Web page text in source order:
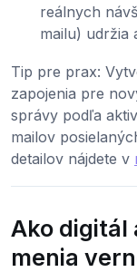
reálnych
mailu) udržia
Tip pre prax:
zapojenia pre
správy podľa
mailov
detailov nájdete v
Ako digitál
menia